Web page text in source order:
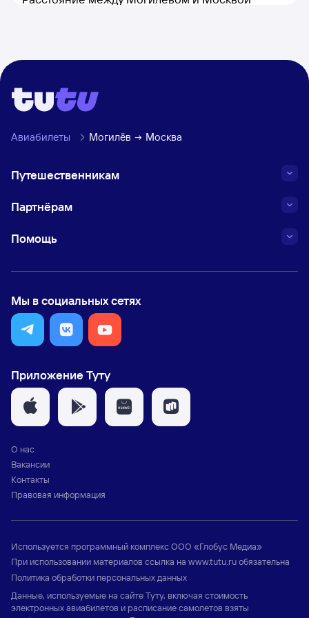
Авиабилеты Могилёв Москва
Путешественникам
Партнёрам
Помощь
Мы в социальных сетях
Приложение Туту
О нас
Вакансии
Контакты
Правовая информация
Используется программный комплексООО «Глобус Медиа»
При использовании материалов ссылка на www.tutu.ruобязательна
Политика обработки персональных данных
Данные, используемые на сайте Туту, включая стоимость
электронных авиабилетов и расписание самолетов взяты